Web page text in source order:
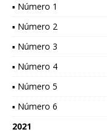
▪ Número 1
▪ Número 2
▪ Número 3
▪ Número 4
▪ Número 5
▪ Número 6
2021